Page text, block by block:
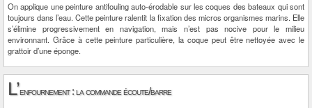
On applique une peinture antifouling auto-érodable sur les coques des bateaux qui sont
toujours dans l’eau. Cette peinture ralentit la fixation des micros organismes marins. Elle
s’élimine progressivement en navigation, mais n’est pas nocive pour le milieu
environnant. Grâce à cette peinture particulière, la coque peut être nettoyée avec le
grattoir d’une éponge.
L’enfournement : la commande écoute/barre